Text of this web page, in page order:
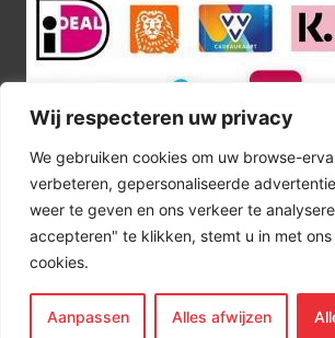
Wij respecteren uw privacy
We gebruiken cookies om uw browse-
verbeteren, gepersonaliseerde
weer te geven en ons verkeer te
accepteren" te klikken, stemt u in met
cookies.
Aanpassen Alles afwijzen
© 2026 Kitchen